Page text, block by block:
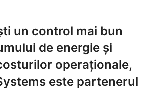
un control mai bun
de energie și
operaționale,
este partenerul